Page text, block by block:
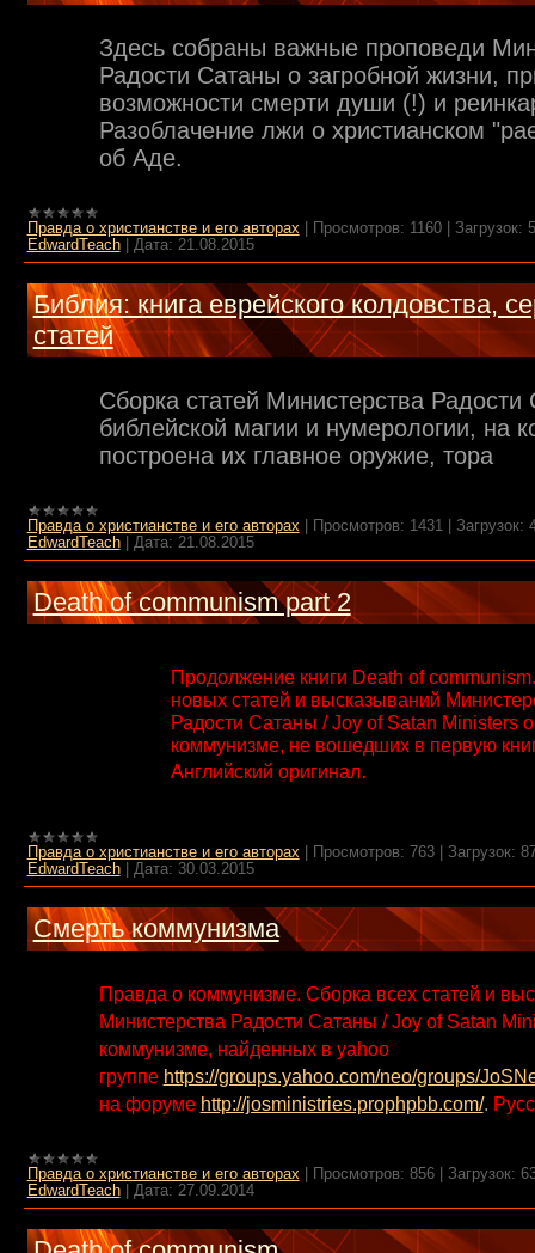
Здесь собраны важные проповеди
Радости Сатаны о загробной жизни,
возможности смерти души (!) и
Разоблачение лжи о христианском
об Аде.
Правда о христианстве и его авторах Просмотров: 1160| Загрузок:
EdwardTeach| Дата: 21.08.2015
Библия: книга еврейского колдовства,
статей
Сборка статей Министерства Радости
библейской магии и нумерологии, на
построена их главное оружие, тора
Правда о христианстве и его авторах Просмотров: 1431 Загрузок:
EdwardTeach| Дата: 21.08.2015
Death of communism part 2
Продолжение книги Death of
новых статей и высказываний
Радости Сатаны / Joy of Satan Ministers о
коммунизме, не вошедших в первую
Английский оригинал.
Правда о христианстве и его авторах Просмотров: 763| Загрузок:
EdwardTeach| Дата: 30.03.2015
Смерть коммунизма
Правда о коммунизме. Сборка всех статей и
Министерства Радости Сатаны / Joy of Satan
коммунизме, найденных в yahoo
группе https://groups.yahoo.com/neo/groups/
на форуме http://josministries.prophpbb.com/.
Правда о христианстве и его авторах Просмотров: 856| Загрузок:
EdwardTeach| Дата: 27.09.2014